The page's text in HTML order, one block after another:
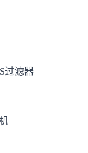
过滤器